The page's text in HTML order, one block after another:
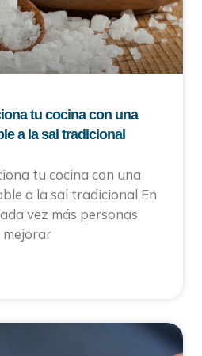
tu cocina con una
a la sal tradicional
tu cocina con una
a la sal tradicional En
vez más personas
mejorar